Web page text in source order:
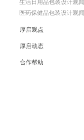
生活日用品包装设计观闻
医药保健品包装设计观闻
厚启观点
厚启动态
合作帮助